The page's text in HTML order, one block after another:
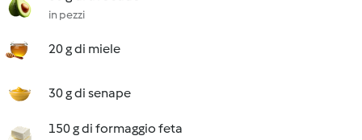
in pezzi
20 g di miele
30 g di senape
150 g di formaggio feta